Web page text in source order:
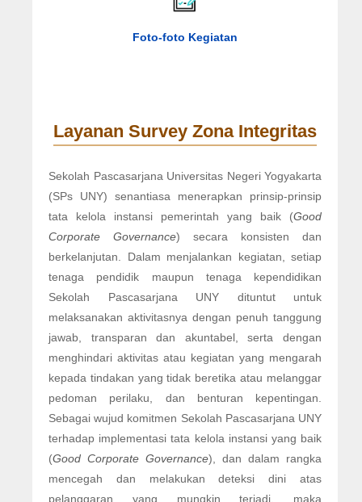
Foto-foto Kegiatan
Layanan Survey Zona Integritas
Sekolah Pascasarjana Universitas Negeri Yogyakarta
(SPs UNY) senantiasa menerapkan prinsip-prinsip
tata kelola instansi pemerintah yang baik (Good
Corporate Governance) secara konsisten dan
berkelanjutan. Dalam menjalankan kegiatan, setiap
tenaga pendidik maupun tenaga kependidikan
Sekolah Pascasarjana UNY dituntut untuk
melaksanakan aktivitasnya dengan penuh tanggung
jawab, transparan dan akuntabel, serta dengan
menghindari aktivitas atau kegiatan yang mengarah
kepada tindakan yang tidak beretika atau melanggar
pedoman perilaku, dan benturan kepentingan.
Sebagai wujud komitmen Sekolah Pascasarjana UNY
terhadap implementasi tata kelola instansi yang baik
(Good Corporate Governance), dan dalam rangka
mencegah dan melakukan deteksi dini atas
pelanggaran yang mungkin terjadi, maka